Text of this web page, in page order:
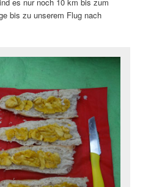
bis zu unserem Flug nach